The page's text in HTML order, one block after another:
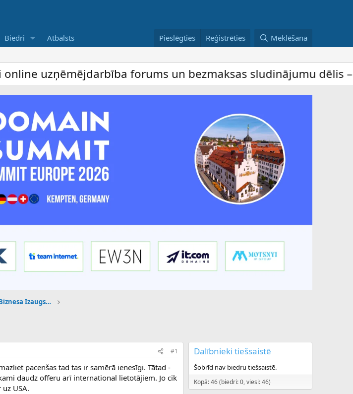
Biedri Atbalsts Pieslēgties Reģistrēties Meklēšana
forums un bezmaksas sludinājumu dēlis –
Online Uzņēmējdarbība un Biznesa Izaugsme
#1
pacenšas tad tas ir samērā ienesīgi. Tātad -
daudz offeru arī international lietotājiem. Jo cik
USA.
Dalībnieki tiešsaistē
Šobrīd nav biedru tiešsaistē.
Kopā: 46 (biedri: 0, viesi: 46)